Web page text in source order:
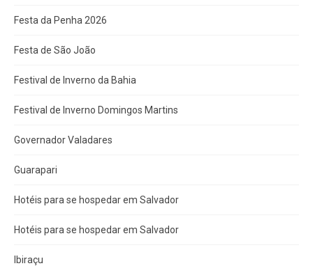
Festa da Penha 2026
Festa de São João
Festival de Inverno da Bahia
Festival de Inverno Domingos Martins
Governador Valadares
Guarapari
Hotéis para se hospedar em Salvador
Hotéis para se hospedar em Salvador
Ibiraçu